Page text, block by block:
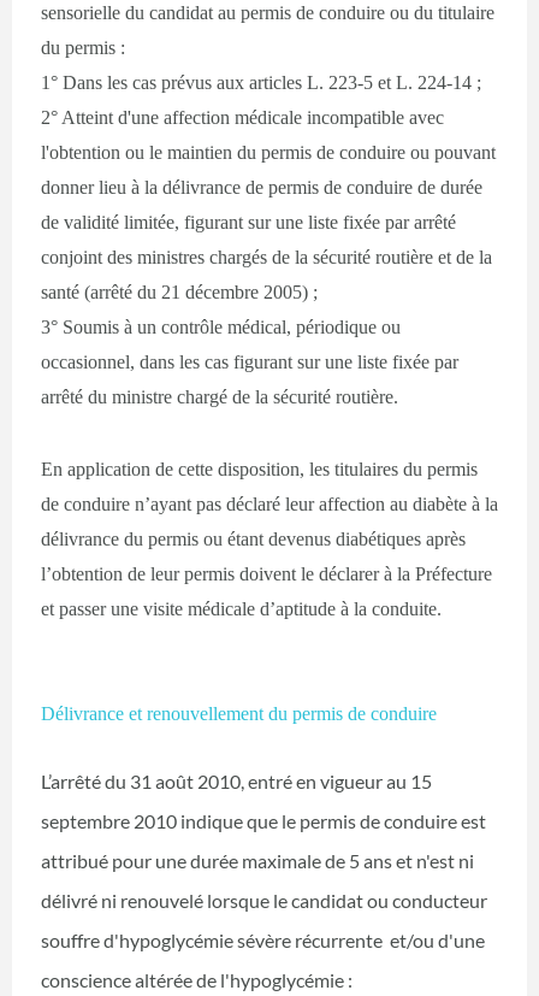
sensorielle du candidat au permis de conduire ou du titulaire
du permis :
1° Dans les cas prévus aux articles L. 223-5 et L. 224-14 ;
2° Atteint d'une affection médicale incompatible avec
l'obtention ou le maintien du permis de conduire ou pouvant
donner lieu à la délivrance de permis de conduire de durée
de validité limitée, figurant sur une liste fixée par arrêté
conjoint des ministres chargés de la sécurité routière et de la
santé (arrêté du 21 décembre 2005) ;
3° Soumis à un contrôle médical, périodique ou
occasionnel, dans les cas figurant sur une liste fixée par
arrêté du ministre chargé de la sécurité routière.
En application de cette disposition, les titulaires du permis
de conduire n’ayant pas déclaré leur affection au diabète à la
délivrance du permis ou étant devenus diabétiques après
l’obtention de leur permis doivent le déclarer à la Préfecture
et passer une visite médicale d’aptitude à la conduite.
Délivrance et renouvellement du permis de conduire
L’arrêté du 31 août 2010, entré en vigueur au 15
septembre 2010 indique que le permis de conduire est
attribué pour une durée maximale de 5 ans et n'est ni
délivré ni renouvelé lorsque le candidat ou conducteur
souffre d'hypoglycémie sévère récurrente et/ou d'une
conscience altérée de l'hypoglycémie :